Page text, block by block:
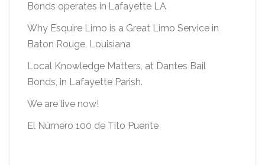
Bonds operates in Lafayette LA
Why Esquire Limo is a Great Limo Service in
Baton Rouge, Louisiana
Local Knowledge Matters, at Dantes Bail
Bonds, in Lafayette Parish.
We are live now!
El Número 100 de Tito Puente